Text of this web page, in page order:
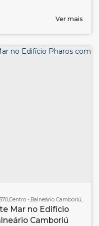
Ver mais
Mar no Edifício
Camboriú
,Centro ,Balneário Camboriú,